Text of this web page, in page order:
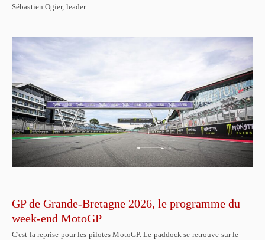
Sébastien Ogier, leader…
GP de Grande-Bretagne 2026, le programme du
week-end MotoGP
C'est la reprise pour les pilotes MotoGP. Le paddock se retrouve sur le